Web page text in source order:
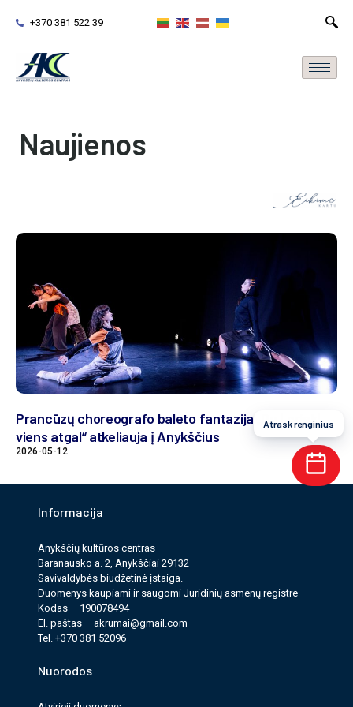
+370 381 522 39
Naujienos
Prancūzų choreografo baleto fantazija „Du į priekį,
viens atgal“ atkeliauja į Anykščius
2026-05-12
Informacija
Anykščių kultūros cen­tras
Baranausko a. 2, Anykščiai 29132
Savi­valdy­bės biudžet­inė įstaiga.
Duomenys kau­pi­ami ir saugomi Juri­dinių asmenų reg­istre
Kodas – 190078494
El. paš­tas – akrumai@gmail.com
Tel. +370 381 52096
Nuorodos
Atrask renginius